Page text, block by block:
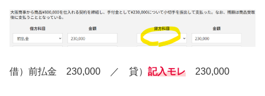
借）前払金 230,000 ／ 貸） 記入モレ 230,000